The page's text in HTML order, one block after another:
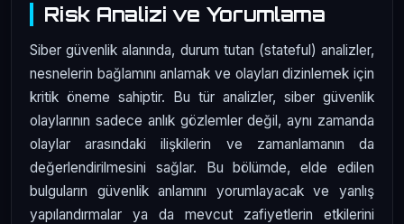
Risk Analizi ve Yorumlama
Siber güvenlik alanında, durum tutan (stateful) analizler,
nesnelerin bağlamını anlamak ve olayları dizinlemek için
kritik öneme sahiptir. Bu tür analizler, siber güvenlik
olaylarının sadece anlık gözlemler değil, aynı zamanda
olaylar arasındaki ilişkilerin ve zamanlamanın da
değerlendirilmesini sağlar. Bu bölümde, elde edilen
bulguların güvenlik anlamını yorumlayacak ve yanlış
yapılandırmalar ya da mevcut zafiyetlerin etkilerini